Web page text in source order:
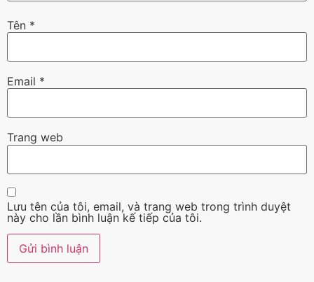
Tên *
Email *
Trang web
Lưu tên của tôi, email, và trang web trong trình duyệt
này cho lần bình luận kế tiếp của tôi.